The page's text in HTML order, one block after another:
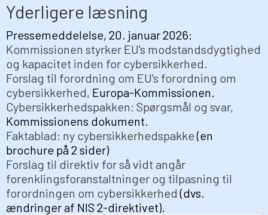
Yderligere læsning
Pressemeddelelse, 20. januar 2026:
Kommissionen styrker EU's modstandsdygtighed
og kapacitet inden for cybersikkerhed.
Forslag til forordning om EU's forordning om
cybersikkerhed, Europa-Kommissionen.
Cybersikkerhedspakken: Spørgsmål og svar,
Kommissionens dokument.
Faktablad: ny cybersikkerhedspakke(en
brochure på 2 sider)
Forslag til direktiv for så vidt angår
forenklingsforanstaltninger og tilpasning til
forordningen om cybersikkerhed (dvs.
ændringer af NIS 2-direktivet).